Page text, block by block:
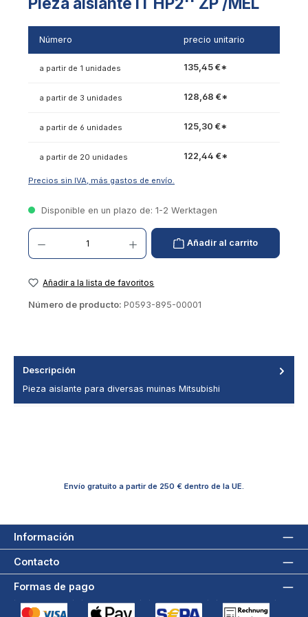
Número precio unitario
a partir de 1 unidades 135,45 €*
a partir de 3 unidades 128,68 €*
a partir de 6 unidades 125,30 €*
a partir de 20 unidades 122,44 €*
Precios sin IVA, más gastos de envío.
Disponible en un plazo de: 1-2 Werktagen
Cantidad de productos: introduzca el valor deseado o utilice los botones para
Añadir al carrito
Añadir a la lista de favoritos
Número de producto: P0593-895-00001
Descripción
Pieza aislante para diversas muinas Mitsubishi
Envío gratuito a partir de 250 € dentro de la UE.
Información
Contacto
Formas de pago